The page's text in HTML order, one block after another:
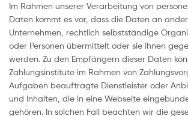
Im Rahmen unserer Verarbeitung von
Daten kommt es vor, dass die Daten an
Unternehmen, rechtlich selbstständige
oder Personen übermittelt oder sie ihnen
werden. Zu den Empfängern dieser Daten
Zahlungsinstitute im Rahmen von
Aufgaben beauftragte Dienstleister oder
und Inhalten, die in eine Webseite
gehören. In solchen Fall beachten wir die